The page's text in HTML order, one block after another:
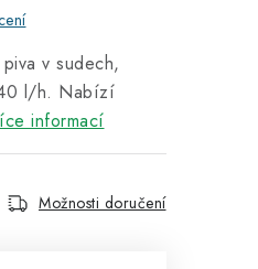
v sudech,
l/h. Nabízí
informací
Možnosti doručení